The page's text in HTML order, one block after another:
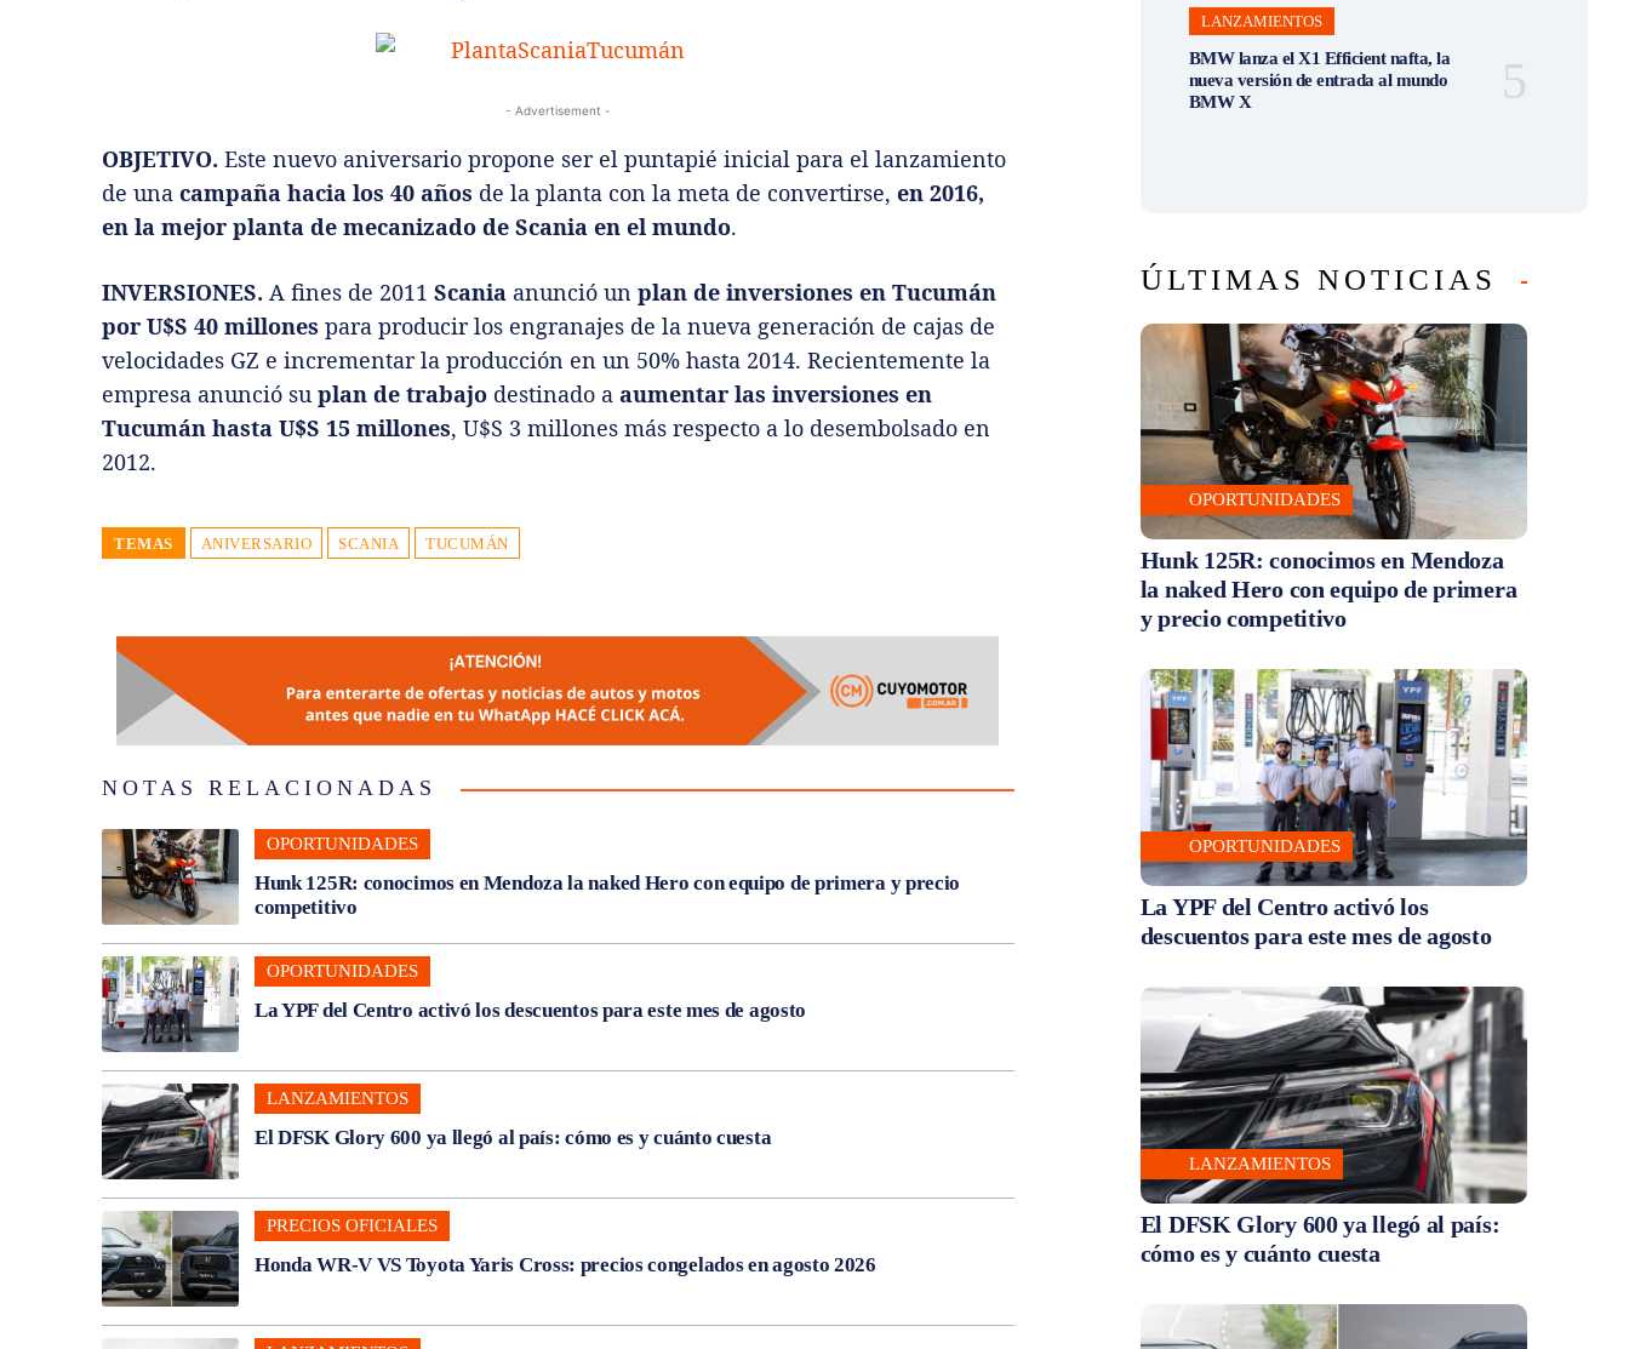
- Advertisement -
OBJETIVO. Este nuevo aniversario propone ser el puntapié inicial para el lanzamiento
de una campaña hacia los 40 años de la planta con la meta de convertirse, en 2016,
en la mejor planta de mecanizado de Scania en el mundo.
INVERSIONES. A fines de 2011 Scania anunció un plan de inversiones en Tucumán
por U$S 40 millones para producir los engranajes de la nueva generación de cajas de
velocidades GZ e incrementar la producción en un 50% hasta 2014. Recientemente la
empresa anunció su plan de trabajo destinado a aumentar las inversiones en
Tucumán hasta U$S 15 millones, U$S 3 millones más respecto a lo desembolsado en
2012.
TEMAS ANIVERSARIO SCANIA TUCUMÁN
NOTAS RELACIONADAS
OPORTUNIDADES
Hunk 125R: conocimos en Mendoza la naked Hero con equipo de primera y precio
competitivo
OPORTUNIDADES
La YPF del Centro activó los descuentos para este mes de agosto
LANZAMIENTOS
El DFSK Glory 600 ya llegó al país: cómo es y cuánto cuesta
PRECIOS OFICIALES
Honda WR-V VS Toyota Yaris Cross: precios congelados en agosto 2026
LANZAMIENTOS
BMW lanza el X1 Efficient nafta, la
nueva versión de entrada al mundo
BMW X
ÚLTIMAS NOTICIAS
OPORTUNIDADES
Hunk 125R: conocimos en Mendoza
la naked Hero con equipo de primera
y precio competitivo
OPORTUNIDADES
La YPF del Centro activó los
descuentos para este mes de agosto
LANZAMIENTOS
El DFSK Glory 600 ya llegó al país:
cómo es y cuánto cuesta